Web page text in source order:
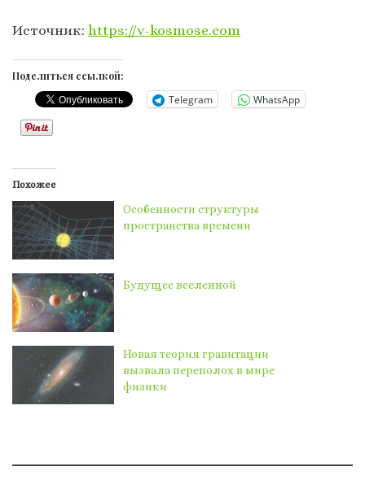
Источник: https://v-kosmose.com
Поделиться ссылкой:
Telegram WhatsApp
Похожее
Особенности структуры
пространства времени
Будущее вселенной
Новая теория гравитации
вызвала переполох в мире
физики